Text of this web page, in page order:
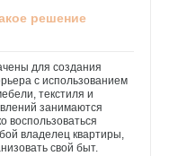
решение
для создания
с использованием
текстиля и
занимаются
воспользоваться
владелец квартиры,
свой быт.